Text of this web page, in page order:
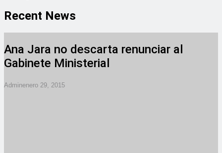
Recent News
Ana Jara no descarta renunciar al
Gabinete Ministerial
AdminEnero 29, 2015